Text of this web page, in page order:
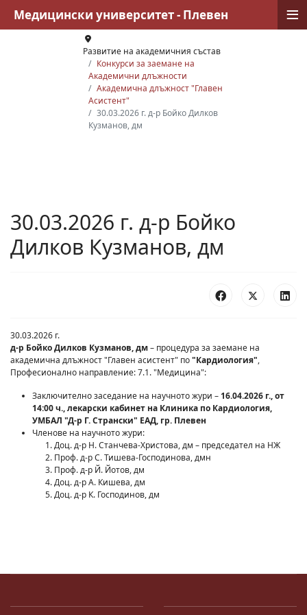
Развитие на академичния състав
Конкурси за заемане на
Академични длъжности
Академична длъжност "Главен
Асистент"
30.03.2026 г. д-р Бойко Дилков
Кузманов, дм
30.03.2026 г. д-р Бойко
Дилков Кузманов, дм
30.03.2026 г.
д-р Бойко Дилков Кузманов, дм– процедура за заемане на
академична длъжност "Главен асистент" по"Кардиология",
Професионално направление: 7.1. "Медицина":
Заключително заседание на научното жури – 16.04.2026 г., от
14:00 ч., лекарски кабинет на Клиника по Кардиология,
УМБАЛ "Д-р Г. Странски" ЕАД, гр. Плевен
Членове на научното жури:
Доц. д-р Н. Станчева-Христова, дм – председател на НЖ
Проф. д-р С. Тишева-Господинова, дмн
Проф. д-р Й. Йотов, дм
Доц. д-р А. Кишева, дм
Доц. д-р К. Господинов, дм
Медицински университет - Плевен ≡